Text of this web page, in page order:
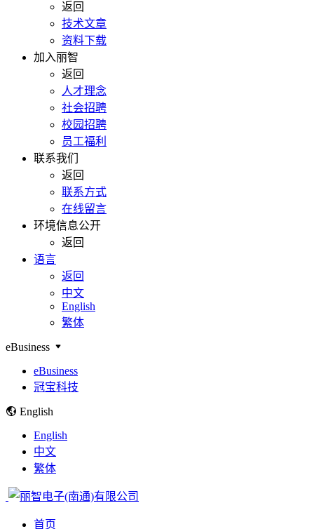
返回
技术文章
资料下载
加入丽智
返回
人才理念
社会招聘
校园招聘
员工福利
联系我们
返回
联系方式
在线留言
环境信息公开
返回
语言
返回
中文
English
繁体
eBusiness
eBusiness
冠宝科技
English
English
中文
繁体
首页